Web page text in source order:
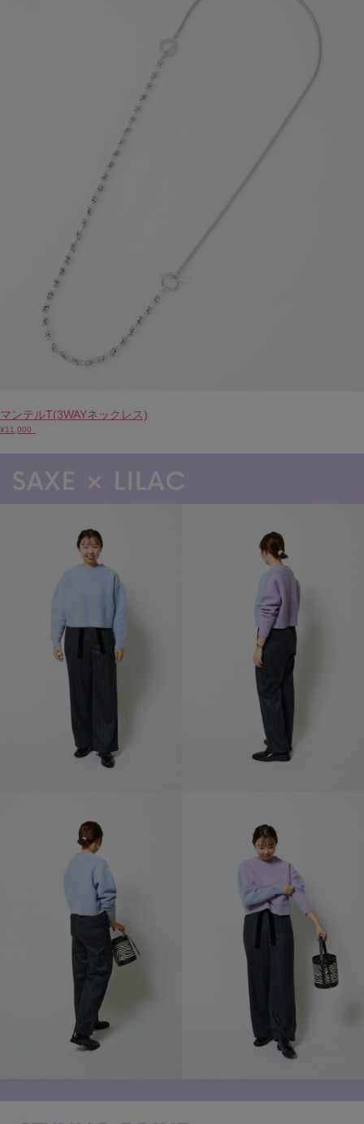
マンテルT(3WAYネックレス)
¥11,000